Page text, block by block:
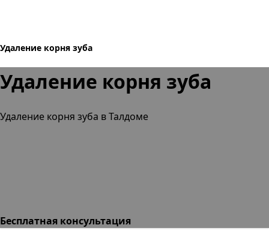
Удаление корня зуба
Удаление корня зуба
Удаление корня зуба в Талдоме
Бесплатная консультация